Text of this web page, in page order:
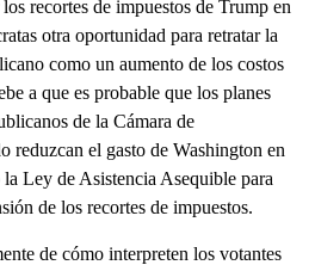
recortes de impuestos de Trump en
otra oportunidad para retratar la
como un aumento de los costos
a que es probable que los planes
de la Cámara de
reduzcan el gasto de Washington en
Ley de Asistencia Asequible para
de los recortes de impuestos.
de cómo interpreten los votantes